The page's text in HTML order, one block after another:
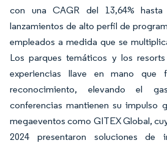
con una CAGR del 13,64%
lanzamientos de alto perfil de
empleados a medida que se
Los parques temáticos y los
experiencias llave en mano
reconocimiento, elevando el
conferencias mantienen su impulso
megaeventos como GITEX Global,
2024 presentaron soluciones de